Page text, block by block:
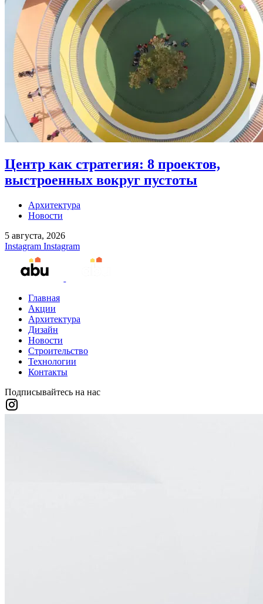
Центр как стратегия: 8 проектов,
выстроенных вокруг пустоты
Архитектура
Новости
5 августа, 2026
Instagram Instagram
Главная
Акции
Архитектура
Дизайн
Новости
Строительство
Технологии
Контакты
Подписывайтесь на нас